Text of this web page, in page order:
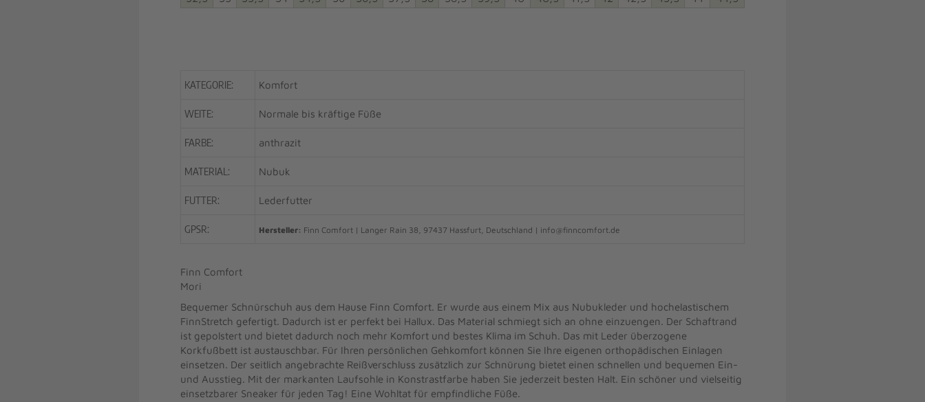
KATEGORIE: Komfort
WEITE: Normale bis kräftige Füße
FARBE: anthrazit
MATERIAL: Nubuk
FUTTER: Lederfutter
GPSR: Hersteller: Finn Comfort | Langer Rain 38, 97437 Hassfurt, Deutschland | info@finncomfort.de
Finn Comfort
Mori
Bequemer Schnürschuh aus dem Hause Finn Comfort. Er wurde aus einem Mix aus Nubukleder und hochelastischem
FinnStretch gefertigt. Dadurch ist er perfekt bei Hallux. Das Material schmiegt sich an ohne einzuengen. Der Schaftrand
ist gepolstert und bietet dadurch noch mehr Komfort und bestes Klima im Schuh. Das mit Leder überzogene
Korkfußbett ist austauschbar. Für Ihren persönlichen Gehkomfort können Sie Ihre eigenen orthopädischen Einlagen
einsetzen. Der seitlich angebrachte Reißverschluss zusätzlich zur Schnürung bietet einen schnellen und bequemen Ein-
und Ausstieg. Mit der markanten Laufsohle in Konstrastfarbe haben Sie jederzeit besten Halt. Ein schöner und vielseitig
einsetzbarer Sneaker für jeden Tag! Eine Wohltat für empfindliche Füße.